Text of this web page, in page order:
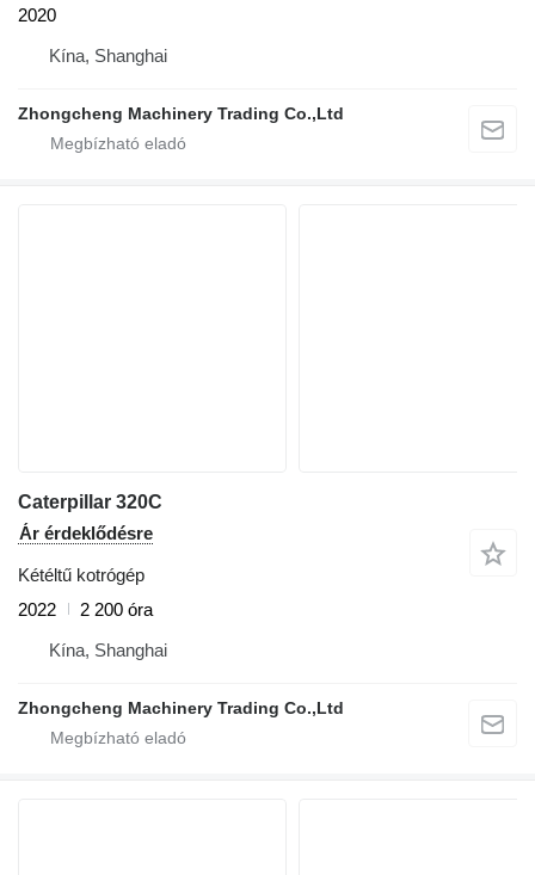
2020
Kína, Shanghai
Zhongcheng Machinery Trading Co.,Ltd
Caterpillar 320C
Ár érdeklődésre
Kétéltű kotrógép
2022
2 200 óra
Kína, Shanghai
Zhongcheng Machinery Trading Co.,Ltd